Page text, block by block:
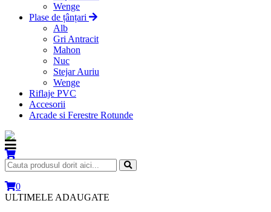
Wenge
Plase de țânțari
Alb
Gri Antracit
Mahon
Nuc
Stejar Auriu
Wenge
Riflaje PVC
Accesorii
Arcade si Ferestre Rotunde
0
ULTIMELE ADAUGATE